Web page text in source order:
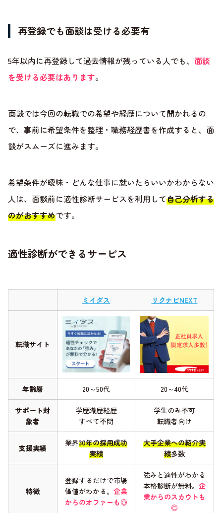
再登録でも面談は受ける必要有
5年以内に再登録して過去情報が残っている人でも、 面談
を受ける必要はあります。
面談では今回の転職での希望や経歴について聞かれるの
で、事前に希望条件を整理・職務経歴書を作成すると、面
談がスムーズに進みます。
希望条件が曖昧・どんな仕事に就いたらいいかわからない
人は、面談前に適性診断サービスを利用して自己分析する
のがおすすめです。
適性診断ができるサービス
ミイダス リクナビNEXT
転職サイト
年齢層 20～50代 20～40代
サポート対
象者
学歴職歴経歴
すべて不問
学生のみ不可
転職者向け
支援実績
業界30年の採用成功
実績
大手企業への紹介実
績多数
特徴
登録するだけで市場
価値がわかる。 企業
からのオファーも◎
強みと適性がわかる
本格診断が無料。 企
業からのスカウトも
◎